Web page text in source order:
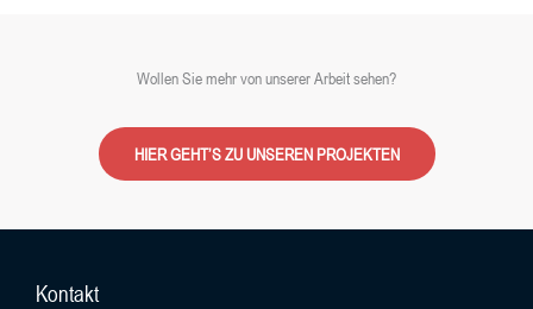
Wollen Sie mehr von unserer Arbeit sehen?
HIER GEHT’S ZU UNSEREN PROJEKTEN
Kontakt